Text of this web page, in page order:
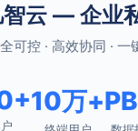
智云 — 企业
可控 · 高效协同 · 一
10万+